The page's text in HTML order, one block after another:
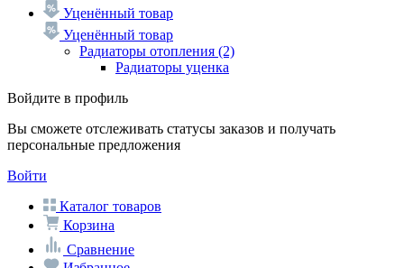
Уценённый товар
Уценённый товар
Радиаторы отопления (2)
Радиаторы уценка
Войдите в профиль
Вы сможете отслеживать статусы заказов и получать
персональные предложения
Войти
Каталог товаров
Корзина
Сравнение